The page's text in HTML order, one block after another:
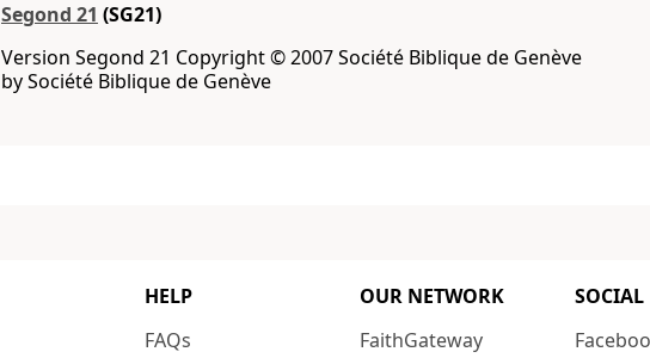
Segond 21 (SG21)
Version Segond 21 Copyright © 2007 Société Biblique de Genève
by Société Biblique de Genève
HELP
FAQs
OUR NETWORK
FaithGateway
SOCIAL